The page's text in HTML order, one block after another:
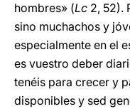
hombres» (Lc 2, 52).
sino muchachos y
especialmente en el
es vuestro deber
tenéis para crecer y
disponibles y sed